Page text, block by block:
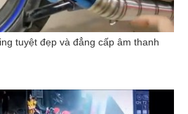
tuyệt đẹp và đẳng cấp âm thanh